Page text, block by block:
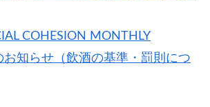
COHESION MONTHLY
お知らせ（飲酒の基準・罰則につ